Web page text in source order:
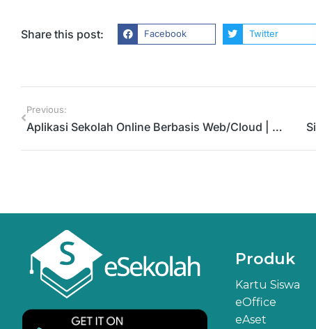
Share this post: Facebook Twitter
Previous:
Aplikasi Sekolah Online Berbasis Web/Cloud | WA 0812-3364-0003
Produk
Kartu Siswa
eOffice
eAset